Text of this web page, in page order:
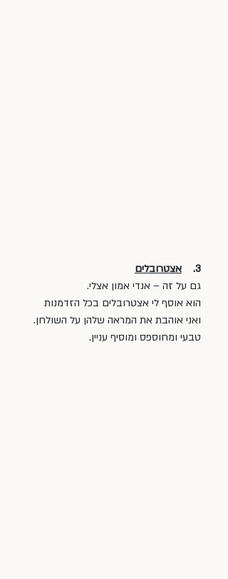
3.
אצטרובלים
גם על זה – אנדי אמון אצלי.
הוא אוסף לי אצטרובלים בכל הזדמנות
ואני אוהבת את המראה שלהן על השולחן.
טבעי ומחוספס ומוסיף עניין.